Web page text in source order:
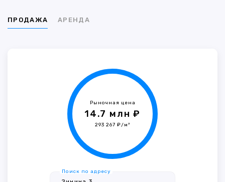
ПРОДАЖА АРЕНДА
Рыночная цена
14.7 млн ₽
293 267 ₽/м²
Поиск по адресу